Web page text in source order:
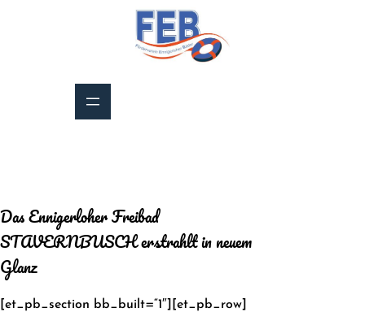
Das Ennigerloher Freibad
STAVERNBUSCH erstrahlt in neuem
Glanz
[et_pb_section bb_built=“1″][et_pb_row]